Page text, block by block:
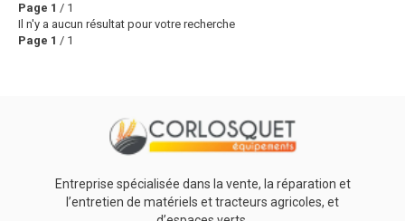
Page 1 / 1
Il n'y a aucun résultat pour votre recherche
Page 1 / 1
Entreprise spécialisée dans la vente, la réparation et
l’entretien de matériels et tracteurs agricoles, et